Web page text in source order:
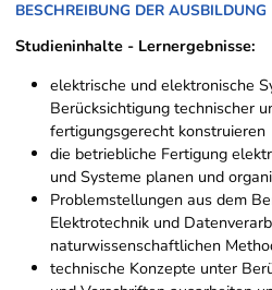
BESCHREIBUNG DER AUSBILDUNG
Studieninhalte - Lernergebnisse:
elektrische und elektronische
Berücksichtigung technischer
fertigungsgerecht konstruieren
die betriebliche Fertigung
und Systeme planen und
Problemstellungen aus dem
Elektrotechnik und
naturwissenschaftlichen
technische Konzepte unter